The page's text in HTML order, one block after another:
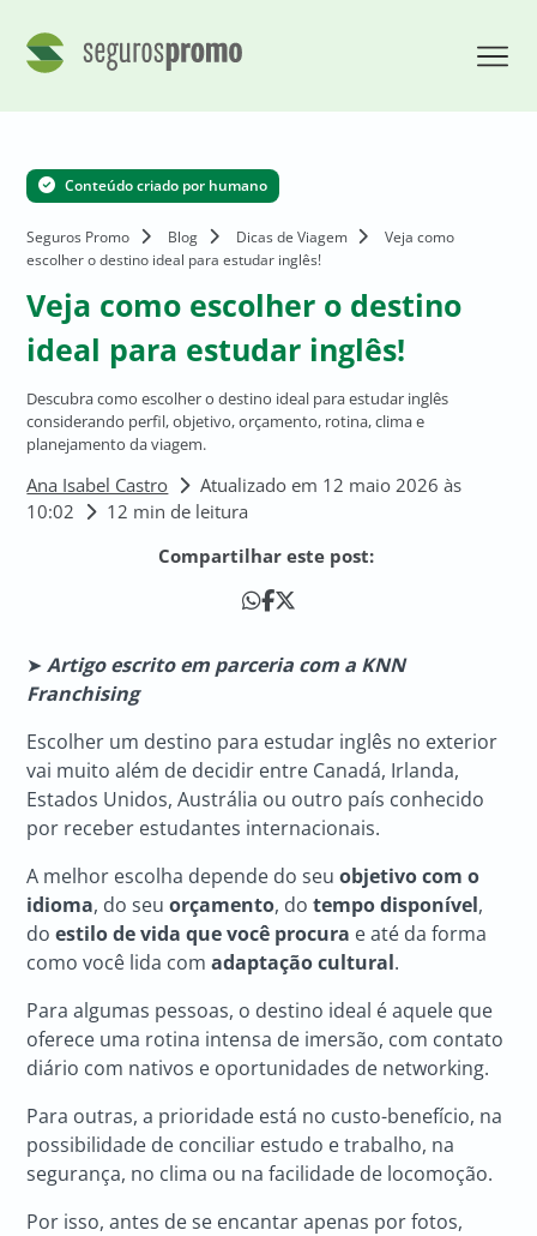
Conteúdo criado por humano
Seguros Promo Blog Dicas de Viagem
Veja como
escolher o destino ideal para estudar inglês!
Veja como escolher o destino
ideal para estudar inglês!
Descubra como escolher o destino ideal para estudar inglês
considerando perfil, objetivo, orçamento, rotina, clima e
planejamento da viagem.
Ana Isabel Castro
Atualizado em 12 maio 2026 às
10:02
12 min de leitura
Compartilhar este post:
➤Artigo escrito em parceria com a KNN
Franchising
Escolher um destino para estudar inglês no exterior
vai muito além de decidir entre Canadá, Irlanda,
Estados Unidos, Austrália ou outro país conhecido
por receber estudantes internacionais.
A melhor escolha depende do seuobjetivo com o
idioma, do seuorçamento, dotempo disponível,
doestilo de vida que você procura e até da forma
como você lida comadaptação cultural.
Para algumas pessoas, o destino ideal é aquele que
oferece uma rotina intensa de imersão, com contato
diário com nativos e oportunidades de networking.
Para outras, a prioridade está no custo-benefício, na
possibilidade de conciliar estudo e trabalho, na
segurança, no clima ou na facilidade de locomoção.
Por isso, antes de se encantar apenas por fotos,